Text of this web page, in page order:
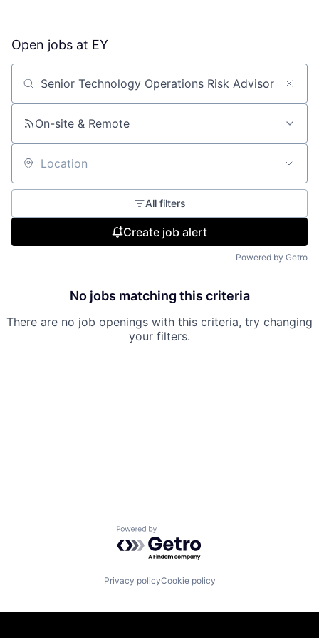
Open jobs at EY
Search by title or keyword
On-site & Remote
Location
All filters
Create job alert
Powered by Getro
No jobs matching this criteria
There are no job openings with this criteria, try changing
your filters.
Powered by Getro.com
Privacy policyCookie policy